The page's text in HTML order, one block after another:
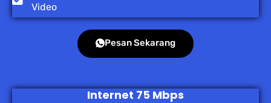
Video
Pesan Sekarang
Internet 75 Mbps